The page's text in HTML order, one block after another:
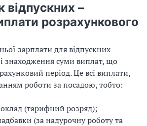
відпускних –
розрахункового
зарплати для відпускних
знаходження суми виплат, що
період. Це всі виплати,
роботи за посадою, тобто:
(тарифний розряд);
(за надурочну роботу та